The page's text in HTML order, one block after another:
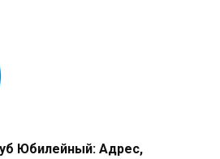
Юбилейный: Адрес,